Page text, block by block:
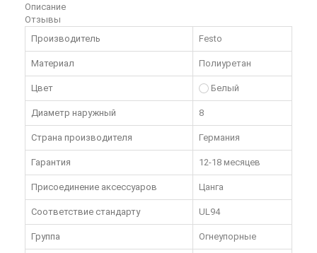
Описание
Отзывы
Производитель
Festo
Материал Полиуретан
Цвет Белый
Диаметр наружный 8
Страна производителя Германия
Гарантия 12-18 месяцев
Присоединение аксессуаров Цанга
Соответствие стандарту UL94
Группа Огнеупорные